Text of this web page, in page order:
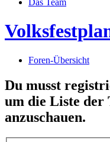
Das Team
Foren-Übersicht
Du musst
um die Liste
anzuschauen.